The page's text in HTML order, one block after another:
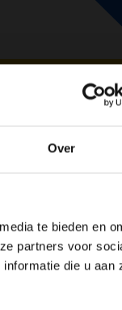
Over
te bieden en
partners voor
die u aan